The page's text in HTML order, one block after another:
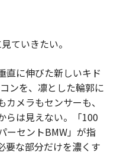
ていきたい。
直に伸びた新しいキド
ンを、凛とした輪郭に
メラもセンサーも、
らは見えない。「100
ーセントBMW」が指
要な部分だけを濃くす